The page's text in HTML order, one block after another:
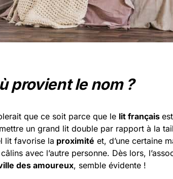
provient le nom ?
que ce soit parce que le lit français
un grand lit double par rapport à la
lit favorise la proximité et, d’une certaine
avec l’autre personne. Dès lors,
des amoureux, semble évidente !